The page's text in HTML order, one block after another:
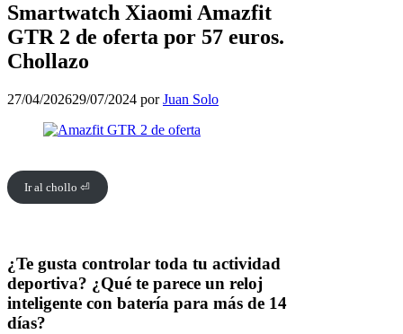
Smartwatch Xiaomi Amazfit
GTR 2 de oferta por 57 euros.
Chollazo
27/04/202629/07/2024 porJuan Solo
Ir al chollo ⏎
¿Te gusta controlar toda tu actividad
deportiva? ¿Qué te parece un reloj
inteligente con batería para más de 14
días?